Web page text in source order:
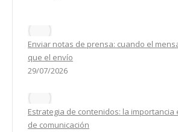
Enviar notas de prensa: cuando el
que el envío
29/07/2026
Estrategia de contenidos: la importancia
de comunicación